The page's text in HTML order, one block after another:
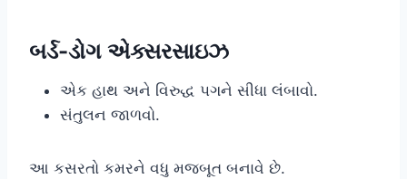
બર્ડ-ડોગ એક્સરસાઇઝ
એક હાથ અને વિરુદ્ધ પગને સીધા લંબાવો.
સંતુલન જાળવો.
આ કસરતો કમરને વધુ મજબૂત બનાવે છે.